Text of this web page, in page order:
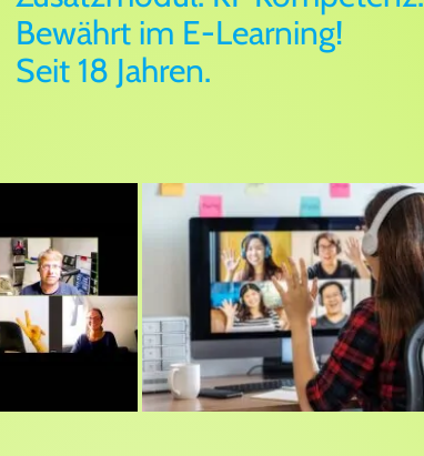
Bewährt im E-Learning!
Seit 18 Jahren.